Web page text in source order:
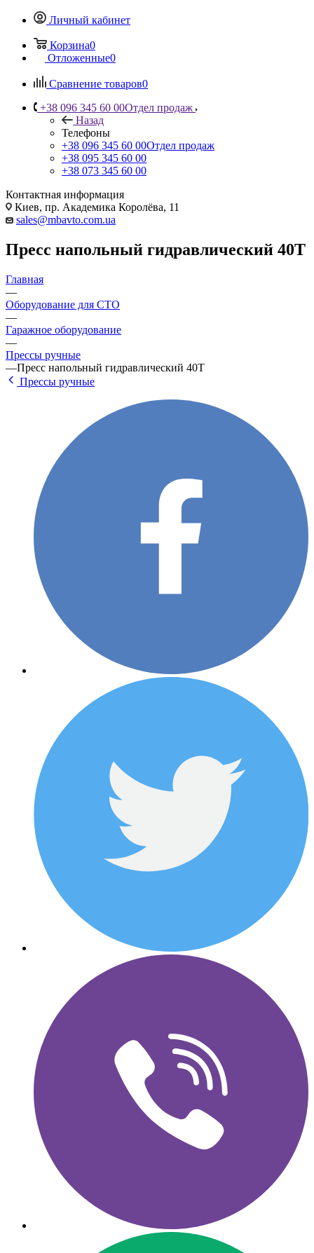
Личный кабинет
Корзина0
Отложенные0
Сравнение товаров0
+38 096 345 60 00Отдел продаж
Назад
Телефоны
+38 096 345 60 00Отдел продаж
+38 095 345 60 00
+38 073 345 60 00
Контактная информация
Киев, пр. Академика Королёва, 11
sales@mbavto.com.ua
Пресс напольный гидравлический 40T
Главная
—
Оборудование для СТО
—
Гаражное оборудование
—
Прессы ручные
—Пресс напольный гидравлический 40T
Прессы ручные